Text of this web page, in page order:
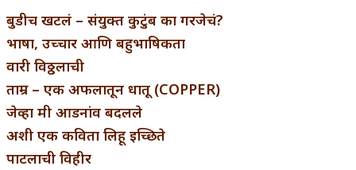
बुडीच खटलं – संयुक्त कुटुंब का गरजेचं?
भाषा, उच्चार आणि बहुभाषिकता
वारी विठ्ठलाची
ताम्र – एक अफलातून धातू (COPPER)
जेव्हा मी आडनांव बदलले
अशी एक कविता लिहू इच्छिते
पाटलाची विहीर